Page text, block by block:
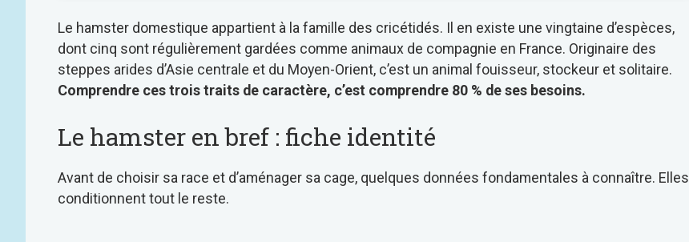
Le hamster domestique appartient à la famille des cricétidés. Il en existe une vingtaine d’espèces,
dont cinq sont régulièrement gardées comme animaux de compagnie en France. Originaire des
steppes arides d’Asie centrale et du Moyen-Orient, c’est un animal fouisseur, stockeur et solitaire.
Comprendre ces trois traits de caractère, c’est comprendre 80 % de ses besoins.
Le hamster en bref : fiche identité
Avant de choisir sa race et d’aménager sa cage, quelques données fondamentales à connaître. Elles
conditionnent tout le reste.